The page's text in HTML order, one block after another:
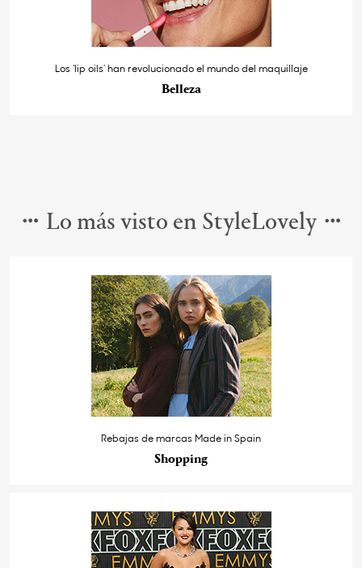
Los ‘lip oils’ han revolucionado el mundo del maquillaje
Belleza
Lo más visto en StyleLovely
Rebajas de marcas Made in Spain
Shopping